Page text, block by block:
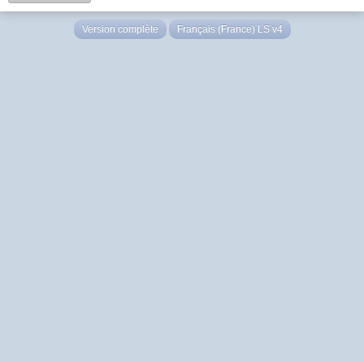
Version complète Français (France) LS v4